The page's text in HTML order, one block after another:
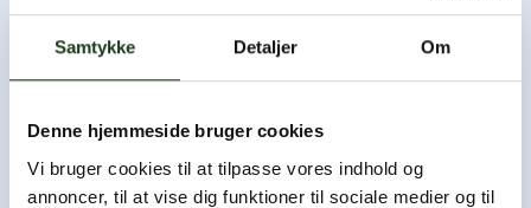
Samtykke Detaljer Om
Denne hjemmeside bruger cookies
Vi bruger cookies til at tilpasse vores indhold og
annoncer, til at vise dig funktioner til sociale medier og til
Byens Bedemand